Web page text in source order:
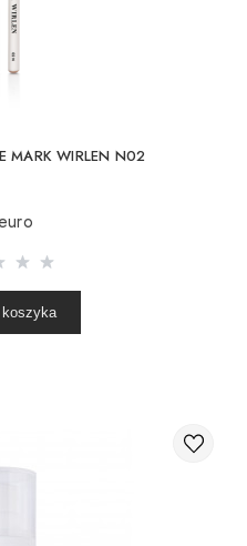
MARK WIRLEN N02
koszyka